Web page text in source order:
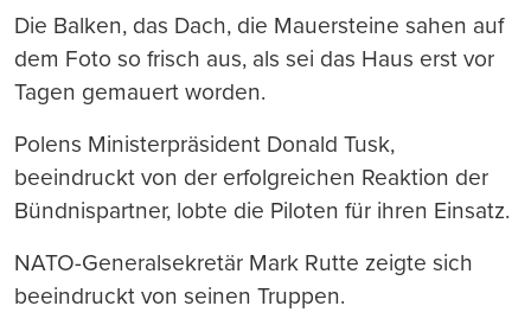
Die Balken, das Dach, die Mauersteine sahen auf
dem Foto so frisch aus, als sei das Haus erst vor
Tagen gemauert worden.
Polens Ministerpräsident Donald Tusk,
beeindruckt von der erfolgreichen Reaktion der
Bündnispartner, lobte die Piloten für ihren Einsatz.
NATO-Generalsekretär Mark Rutte zeigte sich
beeindruckt von seinen Truppen.